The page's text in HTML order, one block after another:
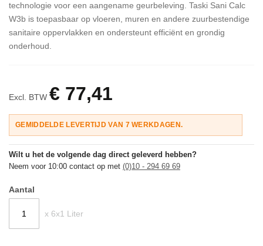
technologie voor een aangename geurbeleving. Taski Sani Calc
W3b is toepasbaar op vloeren, muren en andere zuurbestendige
sanitaire oppervlakken en ondersteunt efficiënt en grondig
onderhoud.
Excl. BTW € 77,41
GEMIDDELDE LEVERTIJD VAN 7 WERKDAGEN.
Wilt u het de volgende dag direct geleverd hebben?
Neem voor 10:00 contact op met (0)10 - 294 69 69
Aantal
x 6x1 Liter